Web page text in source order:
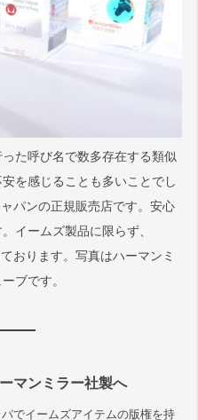
た呼び名で数多存在する類似
を感じることも多いことでし
パンの正規販売店です。安心
イームズ製品に限らず、
おります。写真はハーマンミ
ブです。
マンミラー社製へ
でイームズアイテムの版権を持